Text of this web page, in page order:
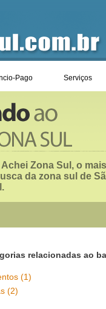
Pago Serviços
Zona Sul, o mais
da zona sul de
relacionadas ao
(1)
(2)